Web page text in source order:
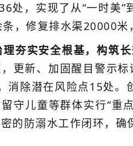
处，实现了从“一时美
，修复排水渠20000米
夯实安全根基，构筑长
更新、加固醒目警示
消除潜在风险点15处。
守儿童等群体实行“重
的防溺水工作闭环，确